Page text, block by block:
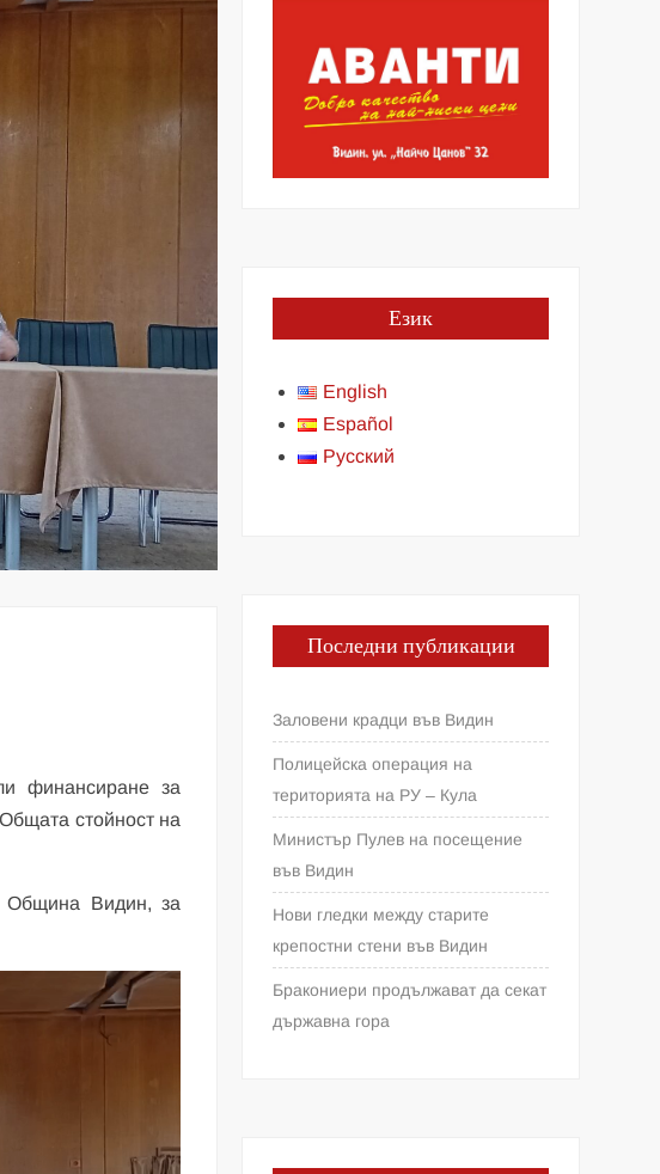
финансиране за
стойност на
Община Видин, за
Език
English
Español
Русский
Последни публикации
Заловени крадци във Видин
Полицейска операция на
територията на РУ – Кула
Министър Пулев на посещение
във Видин
Нови гледки между старите
крепостни стени във Видин
Бракониери продължават да секат
държавна гора